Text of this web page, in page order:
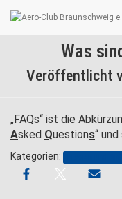
Was
Veröffentlicht
„FAQs“ ist die
Asked Questions“
Kategorien: